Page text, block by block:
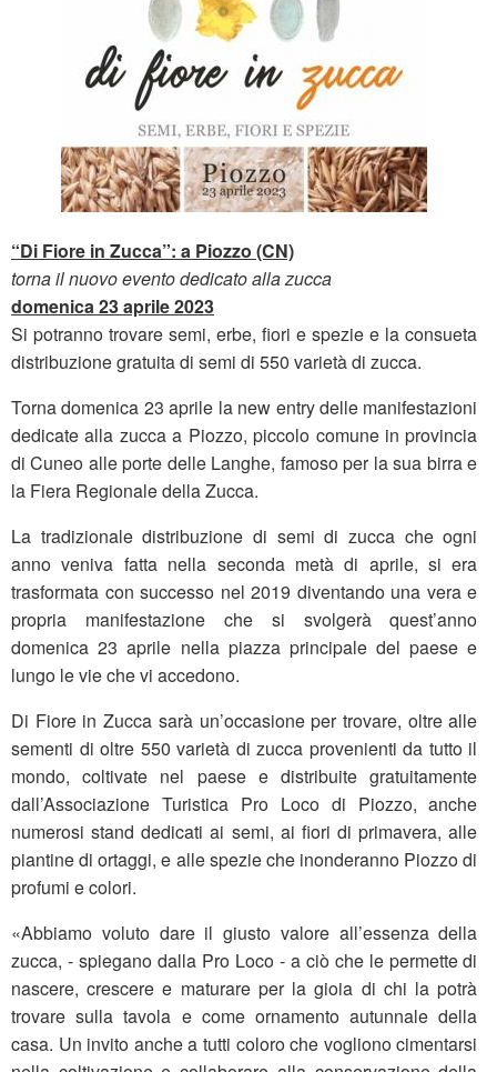
“Di Fiore in Zucca”: a Piozzo (CN)
torna il nuovo evento dedicato alla zucca
domenica 23 aprile 2023
Si potranno trovare semi, erbe, fiori e spezie e la consueta
distribuzione gratuita di semi di 550 varietà di zucca.
Torna domenica 23 aprile la new entry delle manifestazioni
dedicate alla zucca a Piozzo, piccolo comune in provincia
di Cuneo alle porte delle Langhe, famoso per la sua birra e
la Fiera Regionale della Zucca.
La tradizionale distribuzione di semi di zucca che ogni
anno veniva fatta nella seconda metà di aprile, si era
trasformata con successo nel 2019 diventando una vera e
propria manifestazione che si svolgerà quest’anno
domenica 23 aprile nella piazza principale del paese e
lungo le vie che vi accedono.
Di Fiore in Zucca sarà un’occasione per trovare, oltre alle
sementi di oltre 550 varietà di zucca provenienti da tutto il
mondo, coltivate nel paese e distribuite gratuitamente
dall’Associazione Turistica Pro Loco di Piozzo, anche
numerosi stand dedicati ai semi, ai fiori di primavera, alle
piantine di ortaggi, e alle spezie che inonderanno Piozzo di
profumi e colori.
«Abbiamo voluto dare il giusto valore all’essenza della
zucca, - spiegano dalla Pro Loco - a ciò che le permette di
nascere, crescere e maturare per la gioia di chi la potrà
trovare sulla tavola e come ornamento autunnale della
casa. Un invito anche a tutti coloro che vogliono cimentarsi